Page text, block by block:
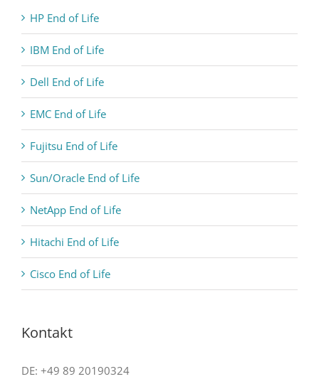
HP End of Life
IBM End of Life
Dell End of Life
EMC End of Life
Fujitsu End of Life
Sun/Oracle End of Life
NetApp End of Life
Hitachi End of Life
Cisco End of Life
Kontakt
DE: +49 89 20190324